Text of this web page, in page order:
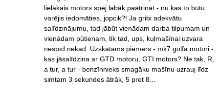
lielākais motors spēj labāk paātrināt - nu kas to būtu
varējis iedomāties, jopcik?! Ja gribi adekvātu
salīdzinājumu, tad jābūt vienādam darba tilpumam un
vienādam pūtienam, tik tad, ups, kuļmašīnai uzvara
nespīd nekad. Uzskatāms piemērs - mk7 golfa motori -
kas jāsalīdzina ar GTD motoru, GTI motors? Ne tak, R,
a tur, a tur - benzīnnieks smagāku mašīnu uzrauj līdz
simtam 3 sekundes ātrāk, 5 pret 8...